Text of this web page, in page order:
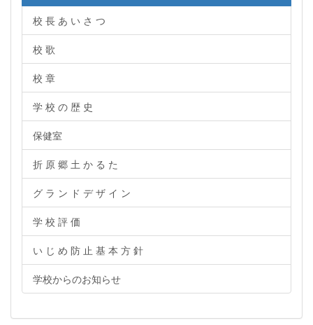
校 長 あ い さ つ
校 歌
校 章
学 校 の 歴 史
保健室
折 原 郷 土 か る た
グ ラ ン ド デ ザ イ ン
学 校 評 価
い じ め 防 止 基 本 方 針
学校からのお知らせ